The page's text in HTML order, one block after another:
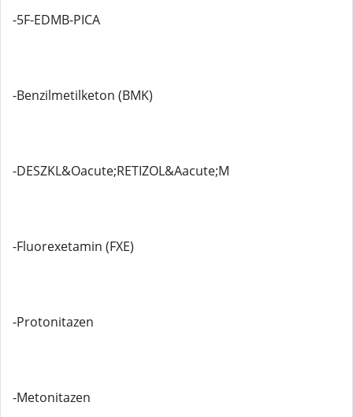
-5F-EDMB-PICA
-Benzilmetilketon (BMK)
-DESZKL&Oacute;RETIZOL&Aacute;M
-Fluorexetamin (FXE)
-Protonitazen
-Metonitazen